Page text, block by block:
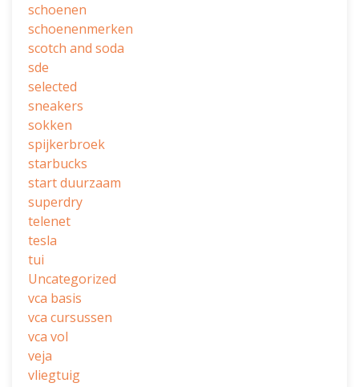
schoenen
schoenenmerken
scotch and soda
sde
selected
sneakers
sokken
spijkerbroek
starbucks
start duurzaam
superdry
telenet
tesla
tui
Uncategorized
vca basis
vca cursussen
vca vol
veja
vliegtuig